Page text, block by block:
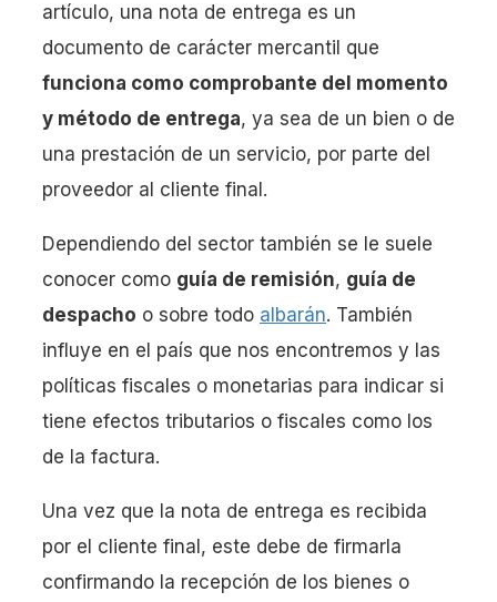
artículo, una nota de entrega es un
documento de carácter mercantil que
funciona como comprobante del momento
y método de entrega, ya sea de un bien o de
una prestación de un servicio, por parte del
proveedor al cliente final.
Dependiendo del sector también se le suele
conocer como guía de remisión, guía de
despacho o sobre todo albarán. También
influye en el país que nos encontremos y las
políticas fiscales o monetarias para indicar si
tiene efectos tributarios o fiscales como los
de la factura.
Una vez que la nota de entrega es recibida
por el cliente final, este debe de firmarla
confirmando la recepción de los bienes o